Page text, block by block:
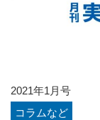
2021年1月号
コラムなど